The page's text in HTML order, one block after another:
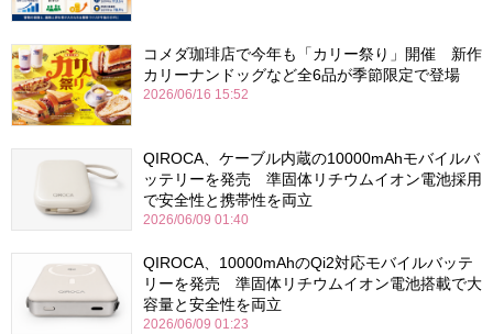
コメダ珈琲店で今年も「カリー祭り」開催 新作
カリーナンドッグなど全6品が季節限定で登場
2026/06/16 15:52
QIROCA、ケーブル内蔵の10000mAhモバイルバ
ッテリーを発売 準固体リチウムイオン電池採用
で安全性と携帯性を両立
2026/06/09 01:40
QIROCA、10000mAhのQi2対応モバイルバッテ
リーを発売 準固体リチウムイオン電池搭載で大
容量と安全性を両立
2026/06/09 01:23